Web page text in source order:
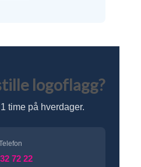
logoflagg?
time på hverdager.
72 22